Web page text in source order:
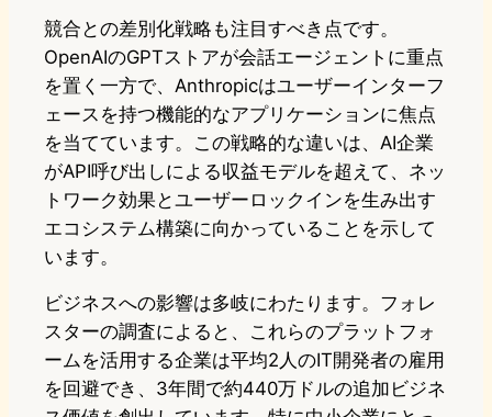
競合との差別化戦略も注目すべき点です。
OpenAIのGPTストアが会話エージェントに重点
を置く一方で、Anthropicはユーザーインターフ
ェースを持つ機能的なアプリケーションに焦点
を当てています。この戦略的な違いは、AI企業
がAPI呼び出しによる収益モデルを超えて、ネッ
トワーク効果とユーザーロックインを生み出す
エコシステム構築に向かっていることを示して
います。
ビジネスへの影響は多岐にわたります。フォレ
スターの調査によると、これらのプラットフォ
ームを活用する企業は平均2人のIT開発者の雇用
を回避でき、3年間で約440万ドルの追加ビジネ